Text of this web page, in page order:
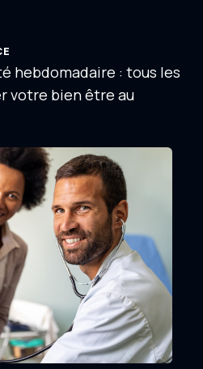
hebdomadaire : tous les
votre bien être au